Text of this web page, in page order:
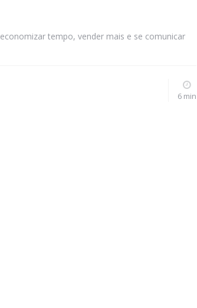
tempo, vender mais e se comunicar
6 min